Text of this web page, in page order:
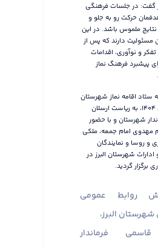
گفت: در جلسات فرهنگی
حرکت رو به جلو و
ملموس باشد. در این
مسئولیت دارند که پس از
و نوآوری، اقدامات
پیشبرد فرهنگ نماز
اقامه نماز شهرستان
البرز در سال ۱۴۰۴، به ریاست ارسلان
شهرستان و با حضور
مهدوی امام جمعه، ملکی
و روسا و نمایندگان
شهرستان البرز در
برگزار گردید.
روابط عمومی
شهرستان البرز،
قاسمی فرماندار